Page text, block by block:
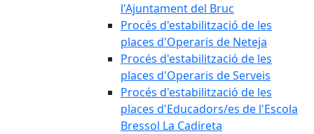
l'Ajuntament del Bruc
Procés d'estabilització de les
places d'Operaris de Neteja
Procés d'estabilització de les
places d'Operaris de Serveis
Procés d'estabilització de les
places d'Educadors/es de l'Escola
Bressol La Cadireta